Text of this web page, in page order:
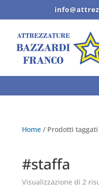
Home/ Prodotti taggati
#staffa
Visualizzazione di 2